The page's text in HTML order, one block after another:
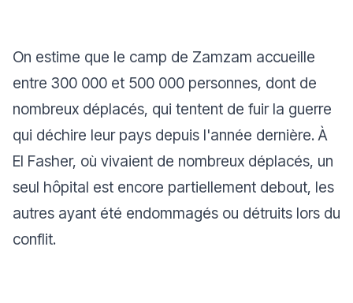
On estime que le camp de Zamzam accueille
entre 300 000 et 500 000 personnes, dont de
nombreux déplacés, qui tentent de fuir la guerre
qui déchire leur pays depuis l'année dernière. À
El Fasher, où vivaient de nombreux déplacés, un
seul hôpital est encore partiellement debout, les
autres ayant été endommagés ou détruits lors du
conflit.